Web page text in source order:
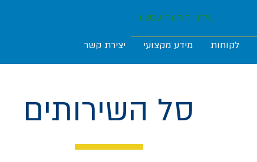
שלחו הודעה עכשיו!
לקוחות מידע מקצועי יצירת קשר
סל השירותים